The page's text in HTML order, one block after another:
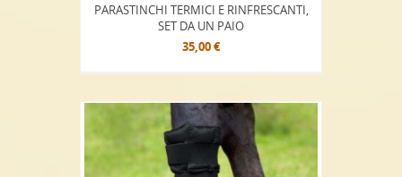
PARASTINCHI TERMICI E RINFRESCANTI,
SET DA UN PAIO
35,00 €